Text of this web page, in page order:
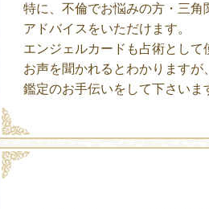
特に、不倫でお悩みの方・三
アドバイスをいただけます。
エンジェルカードも占術として
お声を聞かれるとわかりますが
鑑定のお手伝いをして下さいま